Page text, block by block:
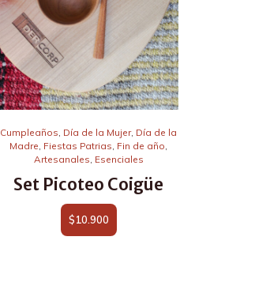
Cumpleaños Día de la Mujer, Día de la
Madre Fiestas Patrias Fin de año
Artesanales Esenciales
Set Picoteo Coigüe
$10.900